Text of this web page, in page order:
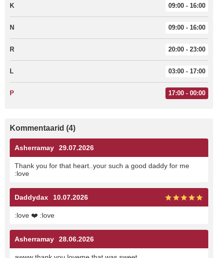
K 09:00 - 16:00
N 09:00 - 16:00
R 20:00 - 23:00
L 03:00 - 17:00
P 17:00 - 00:00
Kommentaarid (4)
Asherramay 29.07.2026
Thank you for that heart..your such a good daddy for me
:love
Daddydax 10.07.2026
:love ❤️ :love
Asherramay 28.06.2026